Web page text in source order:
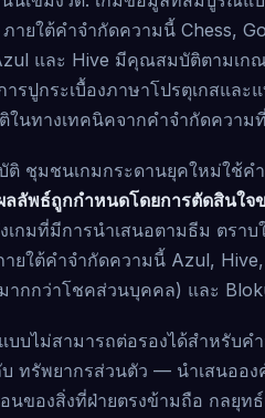
ายใต้คำจำกัดความนี้ Chess,
และ Hive มีคุณสมบัติตามเก
รปูกระเบื้องภาษาโปรตุเกสแล
นทางเทคนิคจากคำจำกัดความ
ติ ชุมชนเกมกระดานยุคใหม่ใช้
ลัพธ์ถูกกำหนดโดยการตัดสินใจ
เกมที่มีการนำเสนอตามธีม ตรา
ยใต้คำจำกัดความนี้ Azul,
ากกว่าโชคส่วนบุคคล) และ
บไม่สามารถต่อรองได้สำหรับ
ทรัพยากรส่วนตัว — นำเสนออ
นของสิ่งที่ฝ่ายตรงข้ามถือ กลยุท